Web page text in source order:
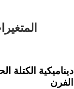
ديناميكية الكتلة
الفرن